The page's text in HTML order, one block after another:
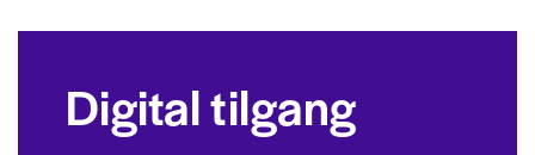
Digital tilgang